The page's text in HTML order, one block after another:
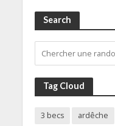
Search
Tag Cloud
3 becs ardêche